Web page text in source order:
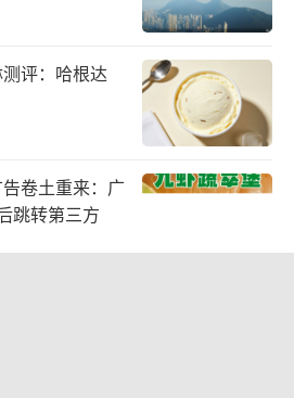
占集团收益比近七成的传
益，较2024财年同比衰退
渠道萎缩的挑战，旺旺方
分更灵活的小区域市场与
极开发新客户，重点拓展具
客户，以激活传统渠道活
评：哈根达
卷土重来：广
跳转第三方